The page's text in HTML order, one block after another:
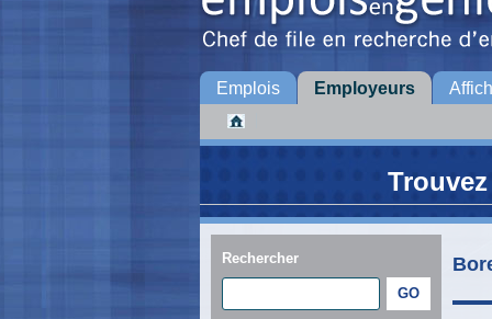
Emplois Employeurs
Rechercher